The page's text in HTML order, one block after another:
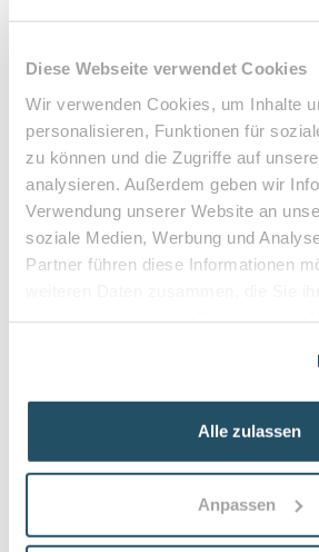
Diese Webseite verwendet Cookies
Wir verwenden Cookies, um Inhalte
personalisieren, Funktionen für
zu können und die Zugriffe auf
analysieren. Außerdem geben wir
Verwendung unserer Website an
soziale Medien, Werbung und
Partner führen diese Informationen
Alle zulassen
Anpassen
Zuzahlung & Kosten:
•
10% Zuzahlung pro Behandlung (mind.
•Befreiung bei chronischen Erkrankungen
•Privatleistungen nach individueller
•Hausbesuche bei medizinischer
Fußpflege und worin
von kosmetischer Fußpflege?
Podologie (medizinische Fußpflege)
orientierte Behandlung von
Fußpflege behandelt sie medizinische
Hühneraugen, eingewachsene Nägel